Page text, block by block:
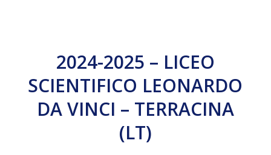
2024-2025 – LICEO
SCIENTIFICO LEONARDO
DA VINCI – TERRACINA
(LT)